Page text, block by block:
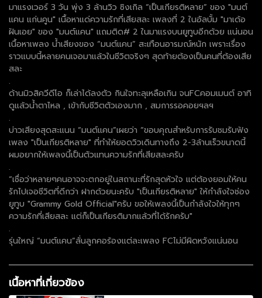
มาแรงเวอร์ 3 วัน พุ่ง 3 ล้านวิว ซิงเกิล “เป็นเกียรติหลาย” ของ "มนต์
แคน แก่นคูน" เนื้อหาแด่ความรักที่เสียสละ เพลงที่ 2 ในอัลบั้ม "มาเด้อ
ฝันเอย" ของ "มนต์แคน" แถมติด# 2 ในมาแรงบนยูทูบอีกด้วย แน่นอน
เนื้อหาเพลง น้ำเสียงของ “มนต์แคน” สะเทือนอารมณ์หนัก เพราะเรื่อง
ราวแบบนี้หลายคนเจอมาแล้วในชีวิตจริงๆ สุดท้ายต้องเป็นคนที่ต้องเสีย
สละ
.
ด้านมิวสิควีดีโอ ก็เล่าได้ลงตัว กินใจทะลุเหลือเกิน จนFCคอมเมนต์ อาทิ
ดูแล้วน้ำตาไหล , เข้ากับชีวิตตัวเองมาก , สมการรอคอยฯลฯ
.
บ่าวเสียงสุดสะแนน “มนต์แคน”เผยว่า “ขอบคุณสำหรับการรับชมรับฟัง
เพลง "เป็นเกียรติหลาย" ที่ทำให้ยอดวิวเดินทางถึง 2-3ล้านเร็วขนาดนี้
ผมอยากให้เพลงนี้เป็นตัวแทนความรักที่เสียสละครับ
.
“เชื่อว่าหลายๆคนอาจจะตกอยู่ในสถานะที่รักสุดหัวใจ แต่ต้องยอมให้คน
รักไปเจอชีวิตที่ดีกว่า ฝากด้วยนะครับ "เป็นเกียรติหลาย" ให้กำลังใจช่อง
ยูทูบ "Grammy Gold Official"ครับ ขอให้เพลงนี้เป็นกำลังใจให้ทุกๆ
ความรักที่เสียสละ แต่ก็เป็นเกียรติมากแล้วที่ได้รักครับ"
.
รุ่นใหญ่ “มนต์แคน”ลั่นลูกคอร้องแต่ละเพลง FCไม่มีผิดหวังแน่นอน
เนื้อหาที่เกี่ยวข้อง